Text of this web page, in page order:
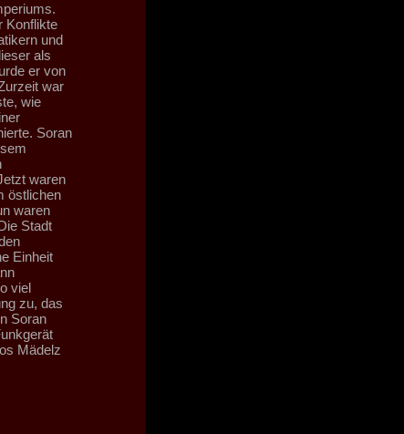
Konflikte
und
als
er von
war
wie
Soran
waren
östlichen
waren
Stadt
Einheit
viel
zu, das
Soran
Mädelz